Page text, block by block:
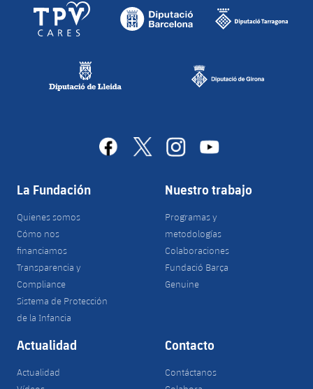
facebook
x instagramyoutube
La Fundación
Quienes somos
Cómo nos
financiamos
Transparencia y
Compliance
Sistema de Protección
de la Infancia
Nuestro trabajo
Programas y
metodologías
Colaboraciones
Fundació Barça
Genuine
Actualidad
Actualidad
Contacto
Contáctanos